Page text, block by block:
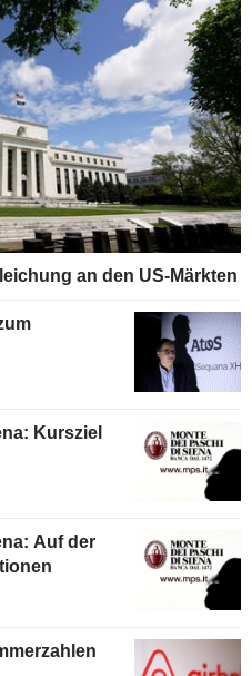
an den US-Märkten
Kursziel
Auf der